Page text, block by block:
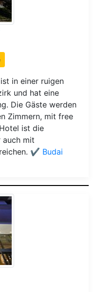
in einer ruigen
und hat eine
Die Gäste werden
Zimmern, mit free
ist die
auch mit
✔️ Budai